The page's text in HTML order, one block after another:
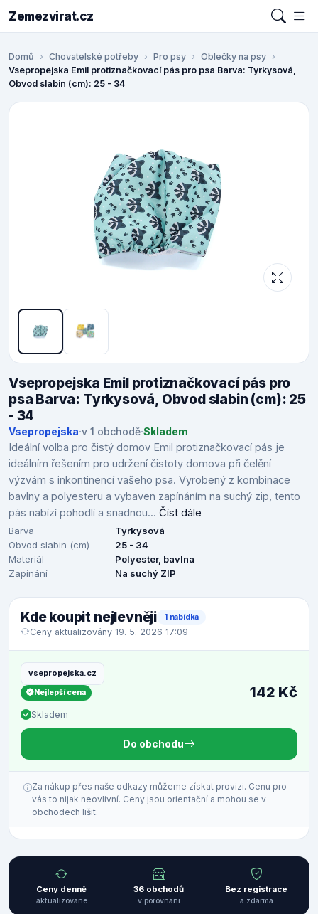
Zemezvirat.cz
Domů Chovatelské potřeby Pro psy
Oblečky na psy
Vsepropejska Emil protiznačkovací pás pro psa Barva: Tyrkysová,
Obvod slabin (cm): 25 - 34
Vsepropejska Emil protiznačkovací pás pro
psa Barva: Tyrkysová, Obvod slabin (cm): 25
- 34
Vsepropejska·v 1 obchodě·Skladem
Ideální volba pro čistý domov Emil protiznačkovací pás je
ideálním řešením pro udržení čistoty domova při čelění
výzvám s inkontinencí vašeho psa. Vyrobený z kombinace
bavlny a polyesteru a vybaven zapínáním na suchý zip, tento
pás nabízí pohodlí a snadnou... Číst dále
Barva
Tyrkysová
Obvod slabin (cm)
25 - 34
Materiál
Polyester, bavlna
Zapínání
Na suchý ZIP
Kde koupit nejlevněji 1 nabídka
Ceny aktualizovány 19. 5. 2026 17:09
vsepropejska.cz
Nejlepší cena
Skladem
142 Kč
Do obchodu
Za nákup přes naše odkazy můžeme získat provizi. Cenu pro
vás to nijak neovlivní. Ceny jsou orientační a mohou se v
obchodech lišit.
Ceny denně
aktualizované
36 obchodů
v porovnání
Bez registrace
a zdarma